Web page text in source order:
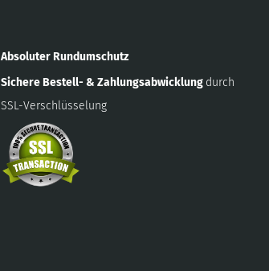
Absoluter Rundumschutz
Sichere Bestell- & Zahlungsabwicklung durch
SSL-Verschlüsselung